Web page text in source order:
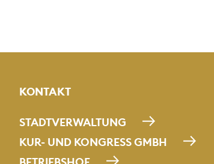
KONTAKT
STADTVERWALTUNG
KUR- UND KONGRESS GMBH